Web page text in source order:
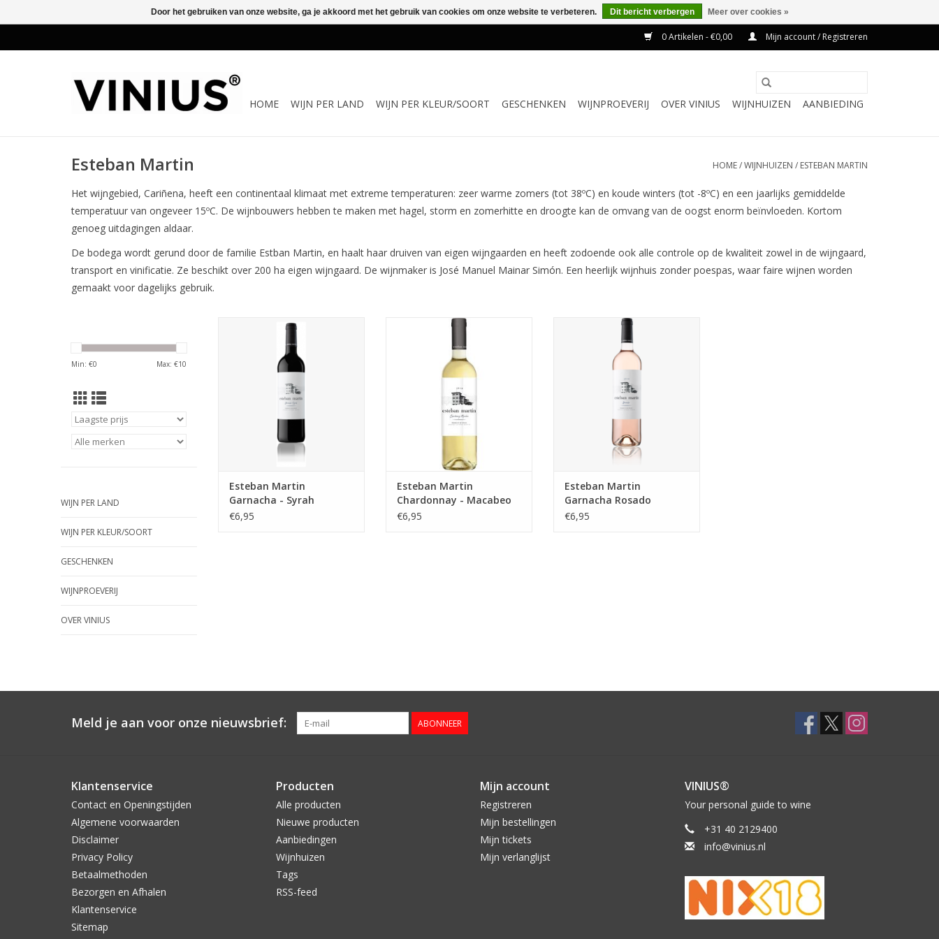
0 Artikelen - €0,00 Mijn account / Registreren
HOME WIJN PER LAND WIJN PER KLEUR/SOORT GESCHENKEN WIJNPROEVERIJ OVER VINIUS WIJNHUIZEN AANBIEDING
Esteban Martin HOME/WIJNHUIZEN / ESTEBAN MARTIN
Het wijngebied, Cariñena, heeft een continentaal klimaat met extreme temperaturen: zeer warme zomers (tot 38ºC) en koude winters (tot -8ºC) en een jaarlijks gemiddelde
temperatuur van ongeveer 15ºC. De wijnbouwers hebben te maken met hagel, storm en zomerhitte en droogte kan de omvang van de oogst enorm beïnvloeden. Kortom
genoeg uitdagingen aldaar.
De bodega wordt gerund door de familie Estban Martin, en haalt haar druiven van eigen wijngaarden en heeft zodoende ook alle controle op de kwaliteit zowel in de wijngaard,
transport en vinificatie. Ze beschikt over 200 ha eigen wijngaard. De wijnmaker is José Manuel Mainar Simón. Een heerlijk wijnhuis zonder poespas, waar faire wijnen worden
gemaakt voor dagelijks gebruik.
Min: €0 Max: €10
WIJN PER LAND
WIJN PER KLEUR/SOORT
GESCHENKEN
WIJNPROEVERIJ
OVER VINIUS
Esteban Martin Garnacha - Syrah.
(H)eerlijke biologische en vegan
wijn
TOEVOEGEN AAN WINKELWAGEN
Esteban Martin
Garnacha - Syrah
€6,95
Esteban Martin - Chardonnay -
en vegan wijn
TOEVOEGEN AAN WINKELWAGEN
Esteban Martin
Chardonnay - Macabeo
€6,95
Esteban Martin - Garnacha -
Rosado. (H)eerlijke biologische
en vegan wijn
TOEVOEGEN AAN WINKELWAGEN
Esteban Martin
Garnacha Rosado
€6,95
Meld je aan voor onze nieuwsbrief: ABONNEER
Klantenservice
Contact en Openingstijden
Algemene voorwaarden
Disclaimer
Privacy Policy
Betaalmethoden
Bezorgen en Afhalen
Klantenservice
Sitemap
Producten
Alle producten
Nieuwe producten
Aanbiedingen
Wijnhuizen
Tags
RSS-feed
Mijn account
Registreren
Mijn bestellingen
Mijn tickets
Mijn verlanglijst
VINIUS®
Your personal guide to wine
+31 40 2129400
info@vinius.nl
Door het gebruiken van onze website, ga je akkoord met het gebruik van cookies om onze website te verbeteren. Dit bericht verbergen Meer over cookies »